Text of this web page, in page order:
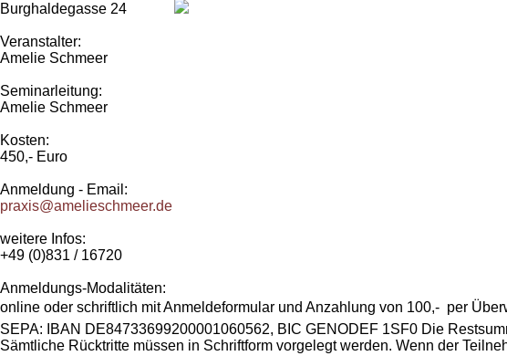
Burghaldegasse 24
Veranstalter:
Amelie Schmeer
Seminarleitung:
Amelie Schmeer
Kosten:
450,- Euro
Anmeldung - Email:
praxis@amelieschmeer.de
weitere Infos:
+49 (0)831 / 16720
Anmeldungs-Modalitäten:
online oder schriftlich mit Anmeldeformular und Anzahlung von 100,-  per
SEPA: IBAN DE84733699200001060562, BIC GENODEF 1SF0 Die
Sämtliche Rücktritte müssen in Schriftform vorgelegt werden. Wenn der